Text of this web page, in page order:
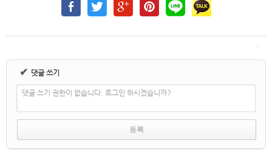
✔ 댓글 쓰기
댓글 쓰기 권한이 없습니다. 로그인 하시겠습니까?